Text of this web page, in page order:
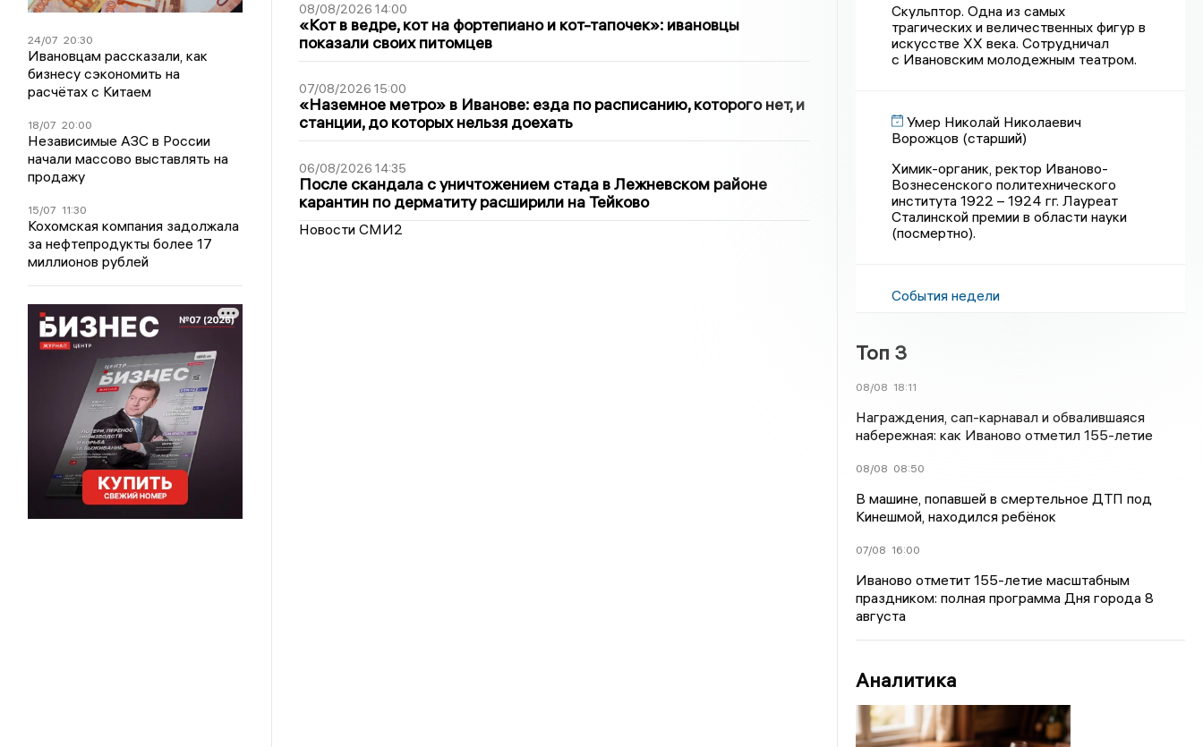
24/07 20:30
Ивановцам рассказали, как
бизнесу сэкономить на
расчётах с Китаем
18/07 20:00
Независимые АЗС в России
начали массово выставлять на
продажу
15/07 11:30
Кохомская компания задолжала
за нефтепродукты более 17
миллионов рублей
08/08/2026 14:00
«Кот в ведре, кот на фортепиано и кот-тапочек»: ивановцы
показали своих питомцев
07/08/2026 15:00
«Наземное метро» в Иванове: езда по расписанию, которого нет, и
станции, до которых нельзя доехать
06/08/2026 14:35
После скандала с уничтожением стада в Лежневском районе
карантин по дерматиту расширили на Тейково
Новости СМИ2
Скульптор. Одна из самых
трагических и величественных фигур в
искусстве XX века. Сотрудничал
с Ивановским молодежным театром.
Умер Николай Николаевич
Ворожцов (старший)
Химик-органик, ректор Иваново-
Вознесенского политехнического
института 1922 – 1924 гг. Лауреат
Сталинской премии в области науки
(посмертно).
События недели
Топ 3
08/08 18:11
Награждения, сап-карнавал и обвалившаяся
набережная: как Иваново отметил 155-летие
08/08 08:50
В машине, попавшей в смертельное ДТП под
Кинешмой, находился ребёнок
07/08 16:00
Иваново отметит 155-летие масштабным
праздником: полная программа Дня города 8
августа
Аналитика